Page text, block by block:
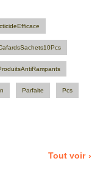
Parfaite Pcs
Tout voir